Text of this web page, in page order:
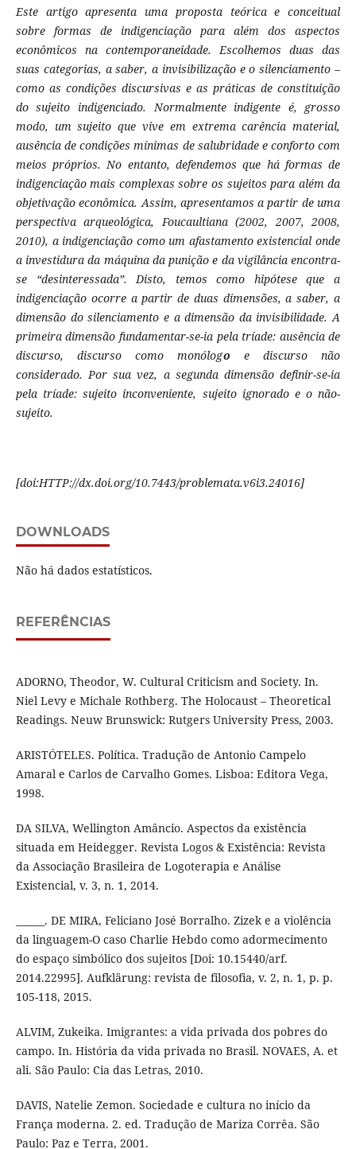
Este artigo apresenta uma proposta teórica e conceitual
sobre formas de indigenciação para além dos aspectos
econômicos na contemporaneidade. Escolhemos duas das
suas categorias, a saber, a invisibilização e o silenciamento –
como as condições discursivas e as práticas de constituição
do sujeito indigenciado. Normalmente indigente é, grosso
modo, um sujeito que vive em extrema carência material,
ausência de condições mínimas de salubridade e conforto com
meios próprios. No entanto, defendemos que há formas de
indigenciação mais complexas sobre os sujeitos para além da
objetivação econômica. Assim, apresentamos a partir de uma
perspectiva arqueológica, Foucaultiana (2002, 2007, 2008,
2010), a indigenciação como um afastamento existencial onde
a investidura da máquina da punição e da vigilância encontra-
se “desinteressada”. Disto, temos como hipótese que a
indigenciação ocorre a partir de duas dimensões, a saber, a
dimensão do silenciamento e a dimensão da invisibilidade. A
primeira dimensão fundamentar-se-ia pela tríade: ausência de
discurso, discurso como monólogo e discurso não
considerado. Por sua vez, a segunda dimensão definir-se-ia
pela tríade: sujeito inconveniente, sujeito ignorado e o não-
sujeito.
[doi:HTTP://dx.doi.org/10.7443/problemata.v6i3.24016]
DOWNLOADS
Não há dados estatísticos.
REFERÊNCIAS
ADORNO, Theodor, W. Cultural Criticism and Society. In.
Niel Levy e Michale Rothberg. The Holocaust – Theoretical
Readings. Neuw Brunswick: Rutgers University Press, 2003.
ARISTÓTELES. Política. Tradução de Antonio Campelo
Amaral e Carlos de Carvalho Gomes. Lisboa: Editora Vega,
1998.
DA SILVA, Wellington Amâncio. Aspectos da existência
situada em Heidegger. Revista Logos & Existência: Revista
da Associação Brasileira de Logoterapia e Análise
Existencial, v. 3, n. 1, 2014.
______. DE MIRA, Feliciano José Borralho. Zizek e a violência
da linguagem-O caso Charlie Hebdo como adormecimento
do espaço simbólico dos sujeitos [Doi: 10.15440/arf.
2014.22995]. Aufklärung: revista de filosofia, v. 2, n. 1, p. p.
105-118, 2015.
ALVIM, Zukeika. Imigrantes: a vida privada dos pobres do
campo. In. História da vida privada no Brasil. NOVAES, A. et
ali. São Paulo: Cia das Letras, 2010.
DAVIS, Natelie Zemon. Sociedade e cultura no início da
França moderna. 2. ed. Tradução de Mariza Corrêa. São
Paulo: Paz e Terra, 2001.